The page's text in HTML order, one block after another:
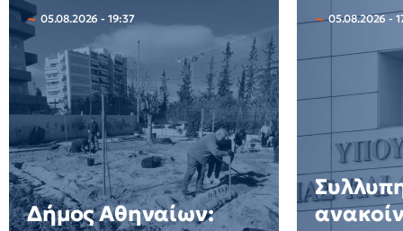
05.08.2026 - 19:37
Δήμος Αθηναίων:
05.08.2026 -